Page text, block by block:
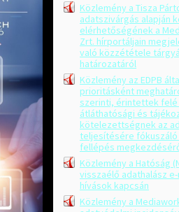
Közlemény a Tisza
adatszivárgás alapján
elérhetőségének a
Zrt. hírportáljain
való közzététele
határozatáról
Közlemény az EDPB
prioritásként
szerinti, érintettek felé
átláthatósági és
kötelezettségnek az
teljesítésére
fellépés
Közlemény a Hatóság
visszaélő adathalász
hívások kapcsán
Közlemény a